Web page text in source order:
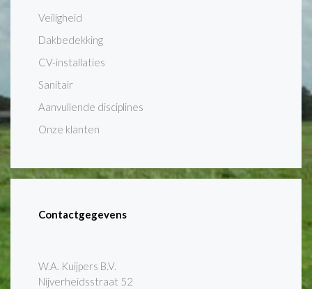
Veiligheid
Dakbedekking
CV-installaties
Sanitair
Aanvullende disciplines
Onze klanten
Contactgegevens
W.A. Kuijpers B.V.
Nijverheidsstraat 52